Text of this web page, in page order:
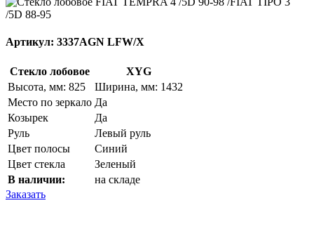
Артикул: 3337AGN LFW/X
Стекло лобовое
XYG
Высота, мм: 825
Ширина, мм: 1432
Место по зеркало Да
Козырек
Да
Руль
Левый руль
Цвет полосы
Синий
Цвет стекла
Зеленый
В наличии:
на складе
Заказать